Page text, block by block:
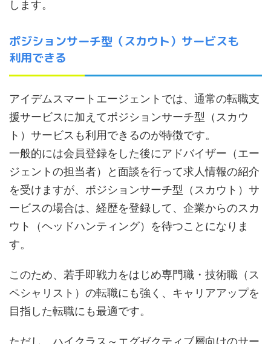
します。
ポジションサーチ型（スカウト）サービスも
利用できる
アイデムスマートエージェントでは、通常の転職支
援サービスに加えてポジションサーチ型（スカウ
ト）サービスも利用できるのが特徴です。
一般的には会員登録をした後にアドバイザー（エー
ジェントの担当者）と面談を行って求人情報の紹介
を受けますが、ポジションサーチ型（スカウト）サ
ービスの場合は、経歴を登録して、企業からのスカ
ウト（ヘッドハンティング）を待つことになりま
す。
このため、若手即戦力をはじめ専門職・技術職（ス
ペシャリスト）の転職にも強く、キャリアアップを
目指した転職にも最適です。
ただし、ハイクラス～エグゼクティブ層向けのサー